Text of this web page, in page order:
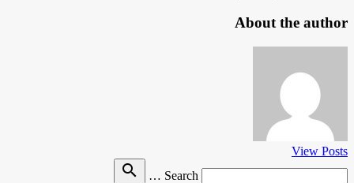
About the author
View Posts
Search …
search